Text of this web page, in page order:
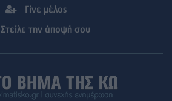
Γίνε μέλος
Στείλε την άποψή σου